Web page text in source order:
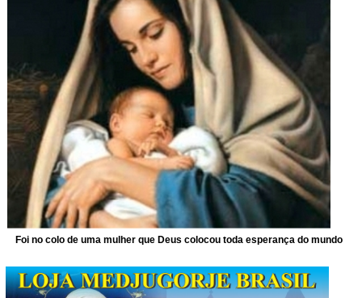
Foi no colo de uma mulher que Deus colocou toda esperança do mundo